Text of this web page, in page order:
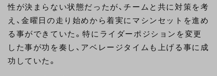
性が決まらない状態だったが、チームと共に対策を考
え、金曜日の走り始めから着実にマシンセットを進め
る事ができていた。特にライダーポジションを変更
した事が功を奏し、アベレージタイムも上げる事に成
功していた。